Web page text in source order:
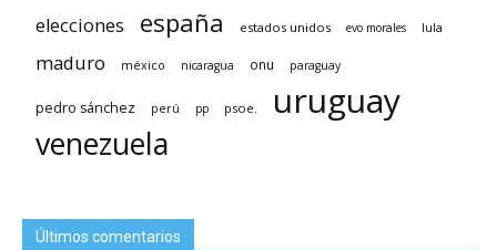
elecciones españa estados unidos evo morales lula
maduro méxico nicaragua onu paraguay
pedro sánchez perú pp psoe. uruguay
venezuela
Últimos comentarios